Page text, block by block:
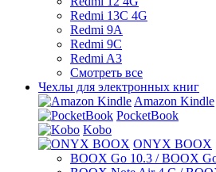
Redmi 13C 4G
Redmi 9A
Redmi 9C
Redmi A3
Смотреть все
Чехлы для электронных книг
Amazon Kindle
PocketBook
Kobo
ONYX BOOX
BOOX Go 10.3 / BOOX